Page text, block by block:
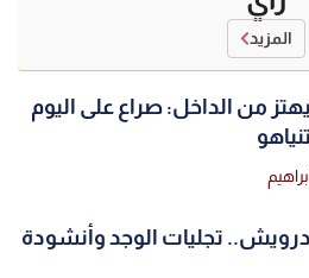
المزيد
يهتز من الداخل: صراع على اليوم
تجليات الوجد وأنشودة